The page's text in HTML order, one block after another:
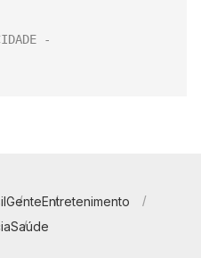
GenteEntretenimento
Saúde